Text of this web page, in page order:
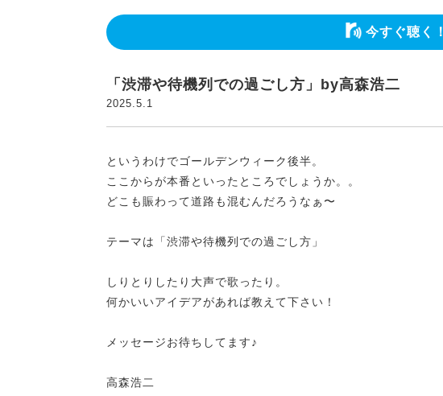
今すぐ聴く！
「渋滞や待機列での過ごし方」by高森浩二
2025.5.1
というわけでゴールデンウィーク後半。
ここからが本番といったところでしょうか。。
どこも賑わって道路も混むんだろうなぁ〜
テーマは「渋滞や待機列での過ごし方」
しりとりしたり大声で歌ったり。
何かいいアイデアがあれば教えて下さい！
メッセージお待ちしてます♪
高森浩二